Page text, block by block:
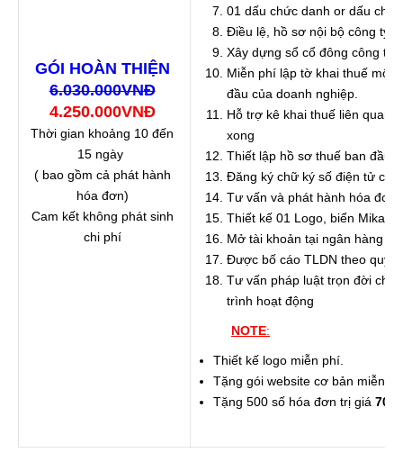
GÓI HOÀN THIỆN
6.030.000VNĐ
4.250.000VNĐ
Thời gian khoảng 10 đến
15 ngày
( bao gồm cả phát hành
hóa đơn)
Cam kết không phát sinh
chi phí
01 dấu chức danh or dấu chữ
Điều lệ, hồ sơ nội bộ công ty
Xây dựng sổ cổ đông công ty
Miễn phí lập tờ khai thuế môn
đầu của doanh nghiệp.
Hỗ trợ kê khai thuế liên quan
xong
Thiết lập hồ sơ thuế ban đầu
Đăng ký chữ ký số điện tử
Tư vấn và phát hành hóa
Thiết kế 01 Logo, biển Mika
Mở tài khoản tại ngân hàng
Được bố cáo TLDN theo quy
Tư vấn pháp luật trọn đời cho
trình hoạt động
NOTE:
Thiết kế logo miễn phí.
Tặng gói website cơ bản miễn
Tặng 500 số hóa đơn trị giá